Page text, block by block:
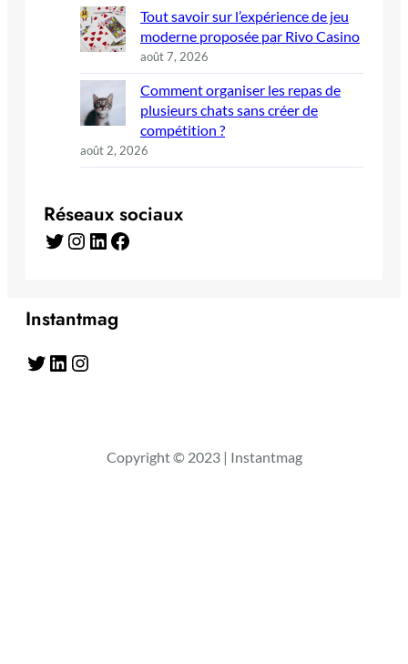
Tout savoir sur l’expérience de jeu
moderne proposée par Rivo Casino
août 7, 2026
Comment organiser les repas de
plusieurs chats sans créer de
compétition ?
août 2, 2026
Réseaux sociaux
Twitter Instagram LinkedIn Facebook
Instantmag
Twitter LinkedIn Instagram
Copyright © 2023 | Instantmag